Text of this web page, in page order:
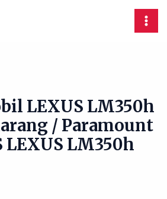
LEXUS LM350h
/ Paramount
LEXUS LM350h